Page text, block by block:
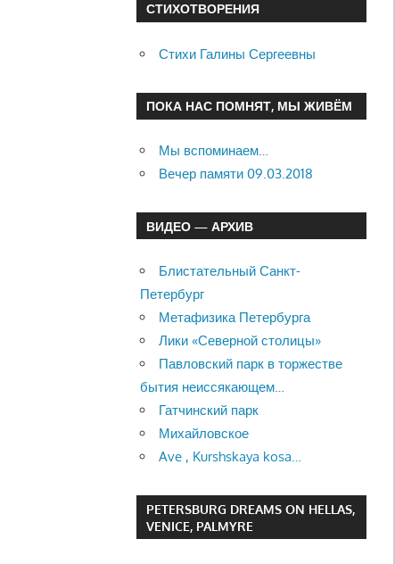
СТИХОТВОРЕНИЯ
Стихи Галины Сергеевны
ПОКА НАС ПОМНЯТ, МЫ ЖИВЁМ
Мы вспоминаем…
Вечер памяти 09.03.2018
ВИДЕО — АРХИВ
Блистательный Санкт-
Петербург
Метафизика Петербурга
Лики «Северной столицы»
Павловский парк в торжестве
бытия неиссякающем…
Гатчинский парк
Михайловское
Ave , Kurshskaya kosa…
PETERSBURG DREAMS ON HELLAS,
VENICE, PALMYRE